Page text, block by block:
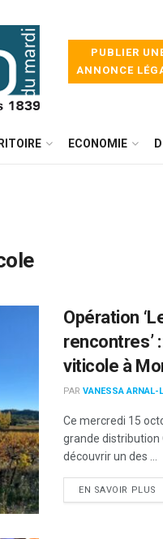
PUBLIER
ANNONCE
ECONOMIE
Opération
rencontres’
viticole à
PAR VANESSA ARNAL-
Ce mercredi 15
grande distribution
découvrir un des ...
EN SAVOIR PLUS